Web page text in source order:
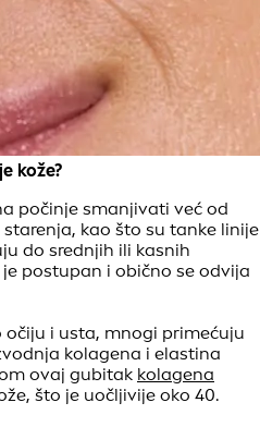
kože?
počinje smanjivati već od
kao što su tanke linije
do srednjih ili kasnih
postupan i obično se odvija
očiju i usta, mnogi primećuju
kolagena i elastina
ovaj gubitak kolagena
što je uočljivije oko 40.